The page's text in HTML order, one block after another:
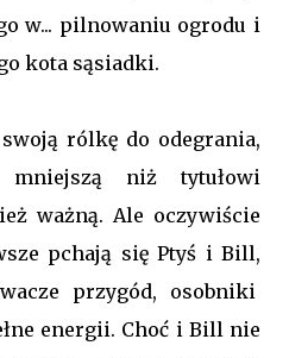
w... pilnowaniu ogrodu i
kota sąsiadki.
rólkę do odegrania,
mniejszą niż tytułowi
ważną. Ale oczywiście
pchają się Ptyś i Bill,
przygód, osobniki
energii. Choć i Bill nie